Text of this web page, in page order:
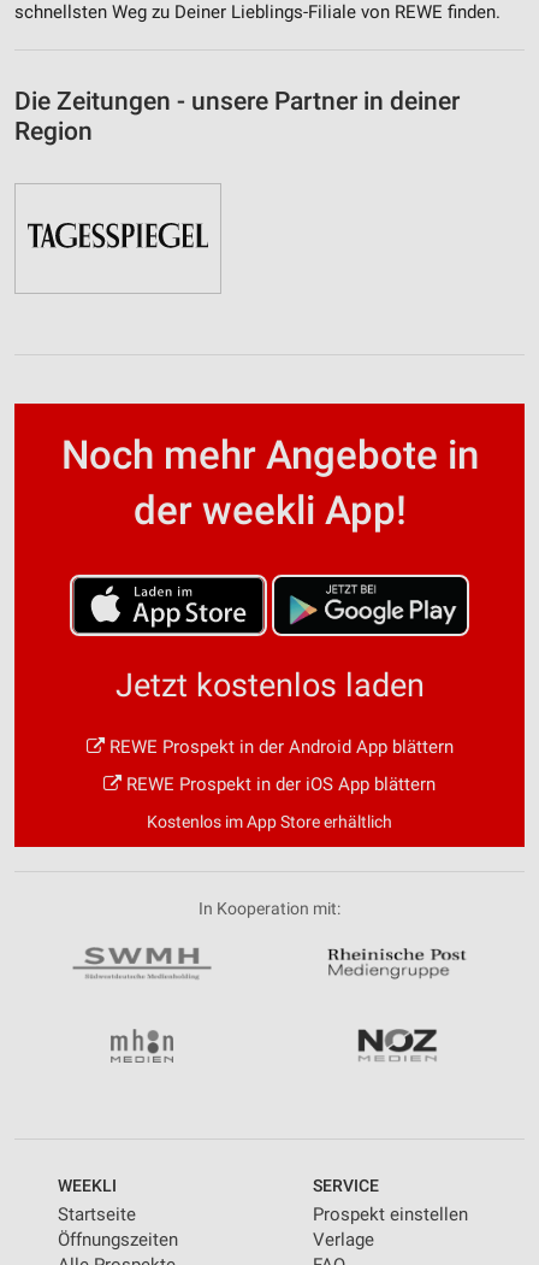
schnellsten Weg zu Deiner Lieblings-Filiale von REWE finden.
Die Zeitungen - unsere Partner in deiner
Region
Noch mehr Angebote in
der weekli App!
Jetzt kostenlos laden
REWE Prospekt in der Android App blättern
REWE Prospekt in der iOS App blättern
Kostenlos im App Store erhältlich
In Kooperation mit:
WEEKLI
Startseite
Öffnungszeiten
SERVICE
Prospekt einstellen
Verlage